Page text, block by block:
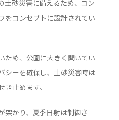
土砂災害に備えるため、コン
をコンセプトに設計されてい
ため、公園に大きく開いてい
シーを確保し、土砂災害時は
止めます。
架かり、夏季日射は制御さ